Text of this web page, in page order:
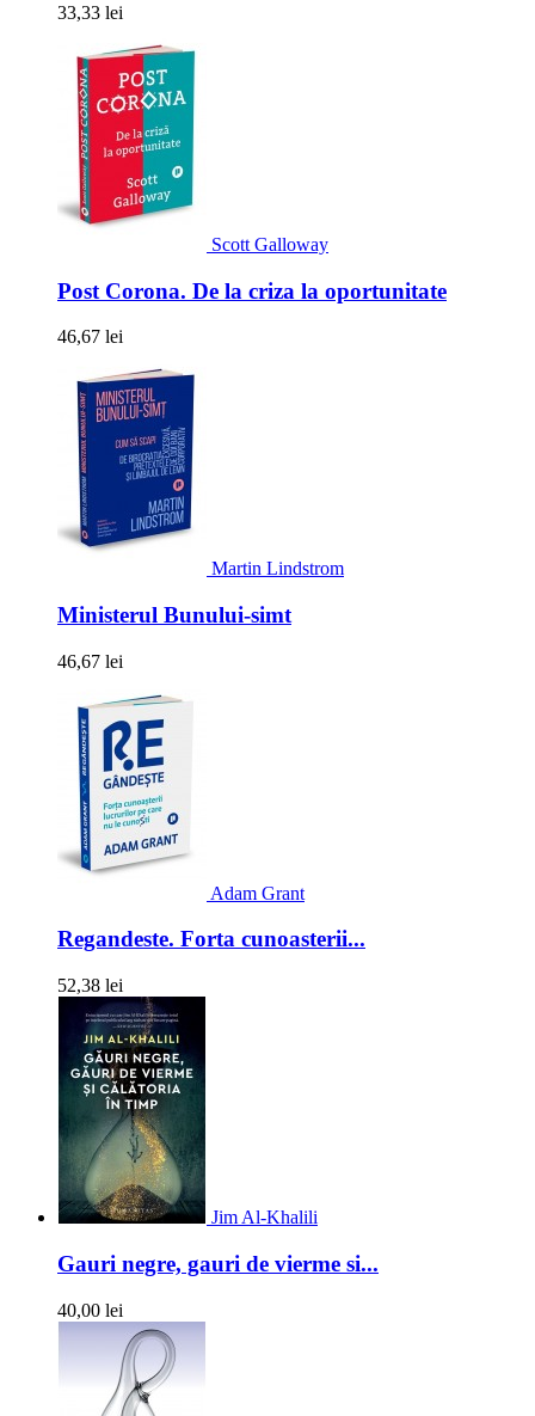
33,33 lei
Scott Galloway
Post Corona. De la criza la oportunitate
46,67 lei
Martin Lindstrom
Ministerul Bunului-simt
46,67 lei
Adam Grant
Regandeste. Forta cunoasterii...
52,38 lei
Jim Al-Khalili
Gauri negre, gauri de vierme si...
40,00 lei